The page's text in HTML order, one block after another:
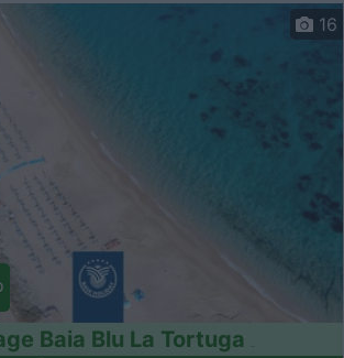
16
Baia Blu La Tortuga